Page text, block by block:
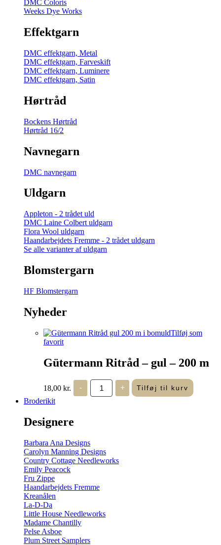
DMC Coloris
Weeks Dye Works
Effektgarn
DMC effektgarn, Metal
DMC effektgarn, Farveskift
DMC effektgarn, Luminere
DMC effektgarn, Satin
Hørtråd
Bockens Hørtråd
Hørtråd 16/2
Navnegarn
DMC navnegarn
Uldgarn
Appleton - 2 trådet uld
DMC Laine Colbert uldgarn
Flora Wool uldgarn
Haandarbejdets Fremme - 2 trådet uldgarn
Se alle varianter af uldgarn
Blomstergarn
HF Blomstergarn
Nyheder
Tilføj som
favorit
Gütermann Ritråd – gul – 200 m
18,00 kr. -
Gütermann
Ritråd
-
+ Tilføj til kurv
Broderikit
Designere
Barbara Ana Designs
Carolyn Manning Designs
Country Cottage Needleworks
Emily Peacock
Fru Zippe
Haandarbejdets Fremme
Kreanålen
La-D-Da
Little House Needleworks
Madame Chantilly
Pelse Asboe
Plum Street Samplers